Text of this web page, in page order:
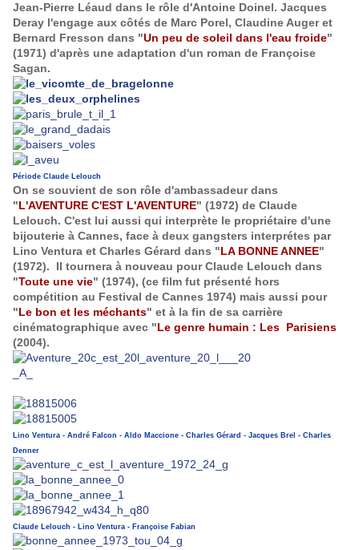
Jean-Pierre Léaud dans le rôle d'Antoine Doinel. Jacques
Deray l'engage aux côtés de Marc Porel, Claudine Auger et
Bernard Fresson dans "Un peu de soleil dans l'eau froide"
(1971) d'après une adaptation d'un roman de Françoise
Sagan.
Période Claude Lelouch
On se souvient de son rôle d'ambassadeur dans
"L'AVENTURE C'EST L'AVENTURE" (1972) de Claude
Lelouch. C'est lui aussi qui interprète le propriétaire d'une
bijouterie à Cannes, face à deux gangsters interprétes par
Lino Ventura et Charles Gérard dans "LA BONNE ANNEE"
(1972). Il tournera à nouveau pour Claude Lelouch dans
"Toute une vie" (1974), (ce film fut présenté hors
compétition au Festival de Cannes 1974) mais aussi pour
"Le bon et les méchants" et à la fin de sa carrière
cinématographique avec "Le genre humain : Les Parisiens
(2004).
Lino Ventura - André Falcon - Aldo Maccione - Charles Gérard - Jacques Brel - Charles
Denner
Claude Lelouch - Lino Ventura - Françoise Fabian